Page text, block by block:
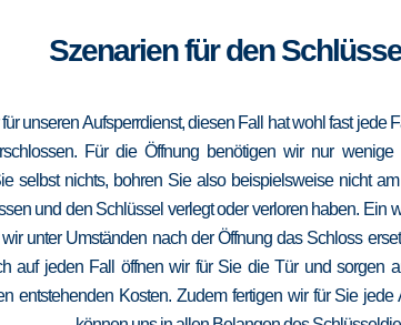
Szenarien für den
unseren Aufsperrdienst, diesen Fall hat wohl fast
Für die Öffnung benötigen wir nur
selbst nichts, bohren Sie also beispielsweise nicht
und den Schlüssel verlegt oder verloren haben.
unter Umständen nach der Öffnung das Schloss
auf jeden Fall öffnen wir für Sie die Tür und sorgen
entstehenden Kosten. Zudem fertigen wir für Sie